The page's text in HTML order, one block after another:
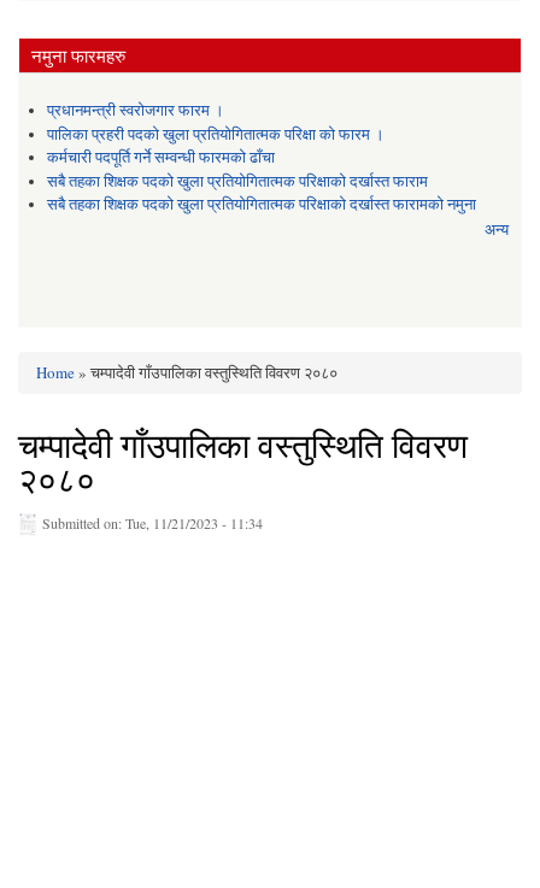
नमुना फारमहरु
प्रधानमन्त्री स्वरोजगार फारम ।
पालिका प्रहरी पदको खुला प्रतियोगितात्मक परिक्षा को फारम ।
कर्मचारी पदपूर्ति गर्ने सम्वन्धी फारमको ढाँचा
सबै तहका शिक्षक पदको खुला प्रतियोगितात्मक परिक्षाको दर्खास्त फाराम
सबै तहका शिक्षक पदको खुला प्रतियोगितात्मक परिक्षाको दर्खास्त फारामको नमुना
अन्य
Home» चम्पादेवी गाँउपालिका वस्तुस्थिति विवरण २०८०
चम्पादेवी गाँउपालिका वस्तुस्थिति विवरण
२०८०
Submitted on:Tue, 11/21/2023 - 11:34